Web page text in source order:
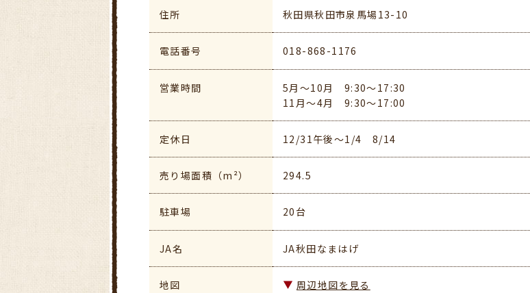
住所 秋田県秋田市泉馬場13-10
電話番号 018-868-1176
営業時間
5月～10月 9:30～17:30
11月～4月 9:30～17:00
定休日 12/31午後～1/4 8/14
売り場面積（m²） 294.5
駐車場 20台
JA名 JA秋田なまはげ
地図 周辺地図を見る